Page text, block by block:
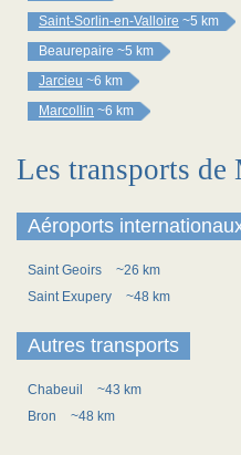
Saint-Sorlin-en-Valloire ~5 km
Beaurepaire ~5 km
Jarcieu ~6 km
Marcollin ~6 km
Les transports de
Aéroports
Saint Geoirs
~26 km
Saint Exupery
~48 km
Autres transports
Chabeuil
~43 km
Bron
~48 km